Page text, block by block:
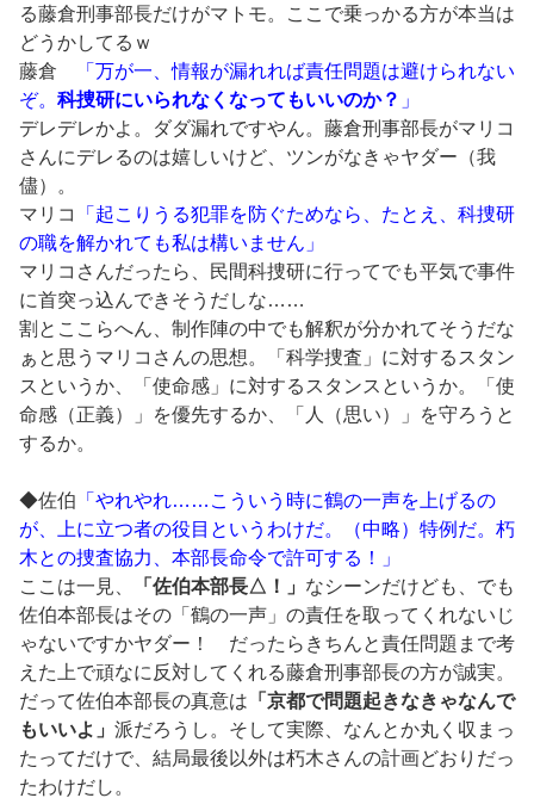
る藤倉刑事部長だけがマトモ。ここで乗っかる方が本当は
どうかしてるｗ
藤倉
「万が一、情報が漏れれば責任問題は避けられない
ぞ。 科捜研にいられなくなってもいいのか？ 」
デレデレかよ。ダダ漏れですやん。藤倉刑事部長がマリコ
さんにデレるのは嬉しいけど、ツンがなきゃヤダー（我
儘）。
マリコ
「起こりうる犯罪を防ぐためなら、たとえ、科捜研
の職を解かれても私は構いません」
マリコさんだったら、民間科捜研に行ってでも平気で事件
に首突っ込んできそうだしな……
割とここらへん、制作陣の中でも解釈が分かれてそうだな
ぁと思うマリコさんの思想。「科学捜査」に対するスタン
スというか、「使命感」に対するスタンスというか。「使
命感（正義）」を優先するか、「人（思い）」を守ろうと
するか。
◆佐伯 「やれやれ……こういう時に鶴の一声を上げるの
が、上に立つ者の役目というわけだ。（中略）特例だ。朽
木との捜査協力、本部長命令で許可する！」
ここは一見、
「佐伯本部長△！」 なシーンだけども、でも
佐伯本部長はその「鶴の一声」の責任を取ってくれないじ
ゃないですかヤダー！ だったらきちんと責任問題まで考
えた上で頑なに反対してくれる藤倉刑事部長の方が誠実。
だって佐伯本部長の真意は 「京都で問題起きなきゃなんで
もいいよ」 派だろうし。そして実際、なんとか丸く収まっ
たってだけで、結局最後以外は朽木さんの計画どおりだっ
たわけだし。